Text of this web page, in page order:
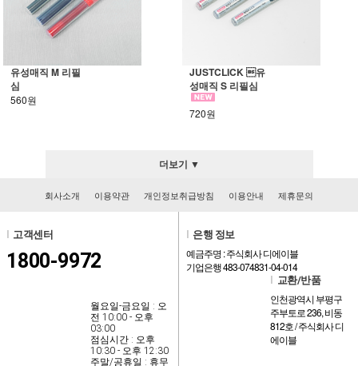
유성매직 M 리필
심
560원
JUSTCLICK 유
성매직 S 리필심
720원
더보기 ▼
회사소개 이용약관 개인정보취급방침 이용안내 제휴문의
고객센터
1800-9972
월요일-금요일 : 오
전 10:00 - 오후
03:00
점심시간 : 오후
10:30 - 오후 12:30
주말/공휴일 : 휴무
은행 정보
예금주명 : 주식회사 디에이블
기업은행 483-074831-04-014
교환/반품
인천광역시 부평구
주부토로 236, 비동
812호 / 주식회사 디
에이블